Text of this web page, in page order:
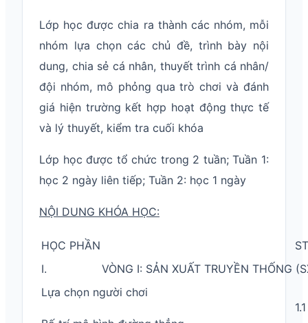
Lớp học được chia ra thành các nhóm, mỗi
nhóm lựa chọn các chủ đề, trình bày nội
dung, chia sẻ cá nhân, thuyết trình cá nhân/
đội nhóm, mô phỏng qua trò chơi và đánh
giá hiện trường kết hợp hoạt động thực tế
và lý thuyết, kiểm tra cuối khóa
Lớp học được tổ chức trong 2 tuần; Tuần 1:
học 2 ngày liên tiếp; Tuần 2: học 1 ngày
NỘI DUNG KHÓA HỌC:
HỌC PHẦN
I. VÒNG I: SẢN XUẤT TRUYỀN THỐNG (SX
Lựa chọn người chơi
1.1